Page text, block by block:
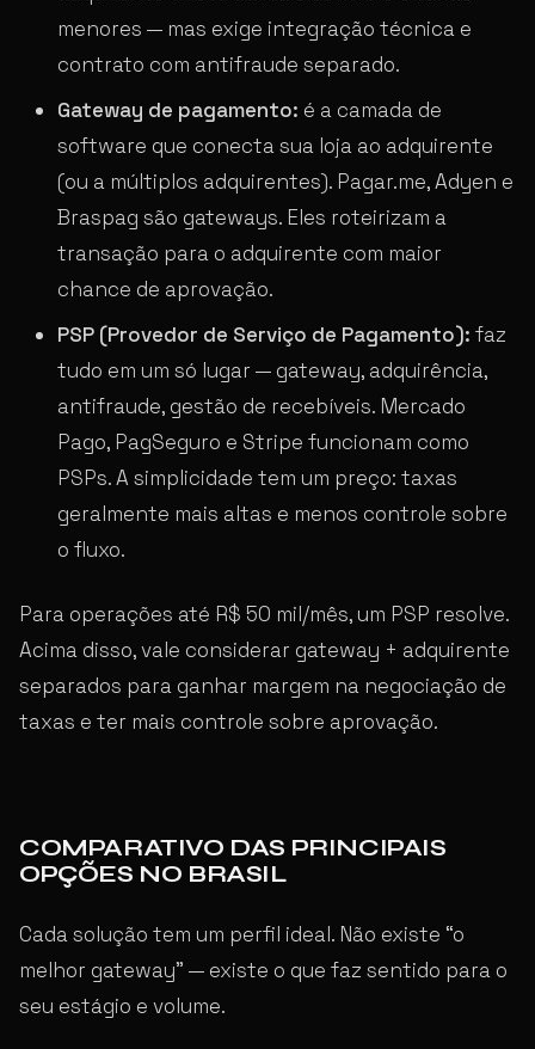
menores — mas exige integração técnica e
contrato com antifraude separado.
Gateway de pagamento: é a camada de
software que conecta sua loja ao adquirente
(ou a múltiplos adquirentes). Pagar.me, Adyen e
Braspag são gateways. Eles roteirizam a
transação para o adquirente com maior
chance de aprovação.
PSP (Provedor de Serviço de Pagamento): faz
tudo em um só lugar — gateway, adquirência,
antifraude, gestão de recebíveis. Mercado
Pago, PagSeguro e Stripe funcionam como
PSPs. A simplicidade tem um preço: taxas
geralmente mais altas e menos controle sobre
o fluxo.
Para operações até R$ 50 mil/mês, um PSP resolve.
Acima disso, vale considerar gateway + adquirente
separados para ganhar margem na negociação de
taxas e ter mais controle sobre aprovação.
COMPARATIVO DAS PRINCIPAIS
OPÇÕES NO BRASIL
Cada solução tem um perfil ideal. Não existe “o
melhor gateway” — existe o que faz sentido para o
seu estágio e volume.